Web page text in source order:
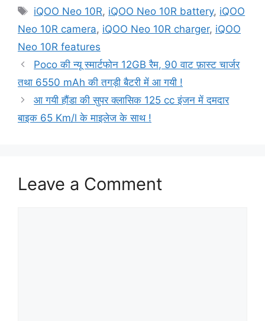
Tags
iQOO Neo 10R, iQOO Neo 10R battery, iQOO
Neo 10R camera, iQOO Neo 10R charger, iQOO
Neo 10R features
Poco की न्यू स्मार्टफोन 12GB रैम, 90 वाट फ़ास्ट चार्जर
तथा 6550 mAh की तगड़ी बैटरी में आ गयी !
आ गयी हौंडा की सुपर क्लासिक 125 cc इंजन में दमदार
बाइक 65 Km/l के माइलेज के साथ !
Leave a Comment